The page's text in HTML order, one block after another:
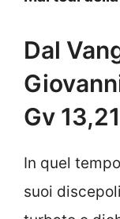
Dal
Gv
In quel
suoi